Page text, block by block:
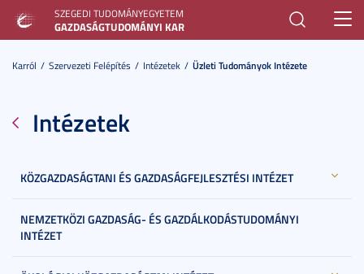
SZEGEDI TUDOMÁNYEGYETEM
GAZDASÁGTUDOMÁNYI KAR
Karról Szervezeti Felépítés Intézetek Üzleti Tudományok Intézete
Intézetek
KÖZGAZDASÁGTANI ÉS GAZDASÁGFEJLESZTÉSI INTÉZET
NEMZETKÖZI GAZDASÁG- ÉS GAZDÁLKODÁSTUDOMÁNYI
INTÉZET